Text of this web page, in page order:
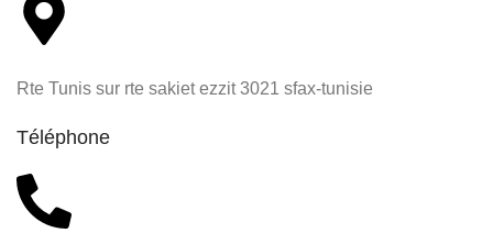
Rte Tunis sur rte sakiet ezzit 3021 sfax-tunisie
Téléphone